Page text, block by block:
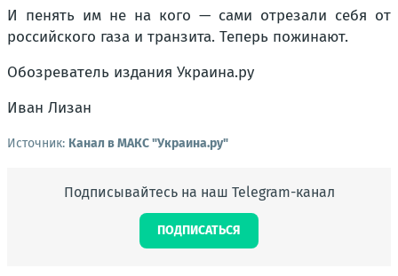
И пенять им не на кого — сами отрезали себя от
российского газа и транзита. Теперь пожинают.
Обозреватель издания Украина.ру
Иван Лизан
Источник: Канал в МАКС "Украина.ру"
Подписывайтесь на наш Telegram-канал
ПОДПИСАТЬСЯ